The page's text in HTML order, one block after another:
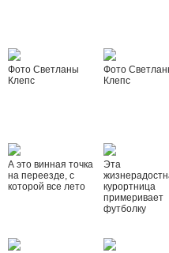
Фото Светланы
Клепс
Фото
Клепс
А это винная точка
на переезде, с
которой все лето
Эта
курортница
примеривает
футболку